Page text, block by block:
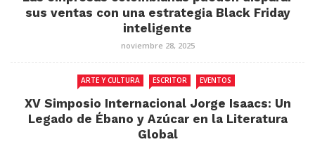
sus ventas con una estrategia Black Friday
inteligente
noviembre 28, 2025
ARTE Y CULTURA ESCRITOR EVENTOS
XV Simposio Internacional Jorge Isaacs: Un
Legado de Ébano y Azúcar en la Literatura
Global